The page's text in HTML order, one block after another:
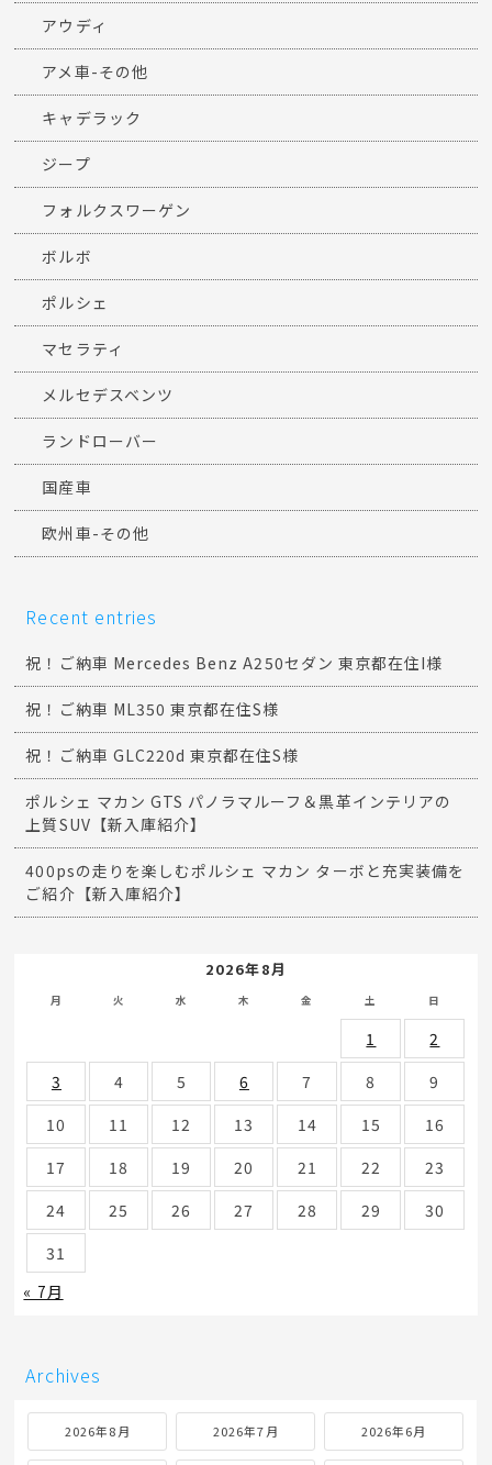
アウディ
アメ車-その他
キャデラック
ジープ
フォルクスワーゲン
ボルボ
ポルシェ
マセラティ
メルセデスベンツ
ランドローバー
国産車
欧州車-その他
Recent entries
祝！ご納車 Mercedes Benz A250セダン 東京都在住I様
祝！ご納車 ML350 東京都在住S様
祝！ご納車 GLC220d 東京都在住S様
ポルシェ マカン GTS パノラマルーフ＆黒革インテリアの
上質SUV【新入庫紹介】
400psの走りを楽しむポルシェ マカン ターボと充実装備を
ご紹介【新入庫紹介】
2026年8月
月 火 水 木 金 土 日
1
2
3
4 5 6 7 8
9
10
11 12 13 14 15
16
17
18 19 20 21 22
23
24
25 26 27 28 29
30
31
« 7月
Archives
2026年8月 2026年7月 2026年6月